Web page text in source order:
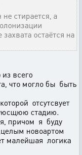
стирается, а
остаётся на
из всего
что могло бы быть
отсутсвует
стадию.
причом я буду
новоартом
малейшая логика